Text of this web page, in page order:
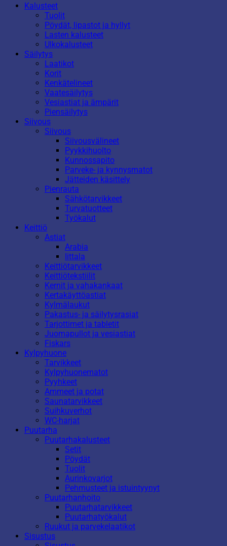
Kalusteet
Tuolit
Pöydät, lipastot ja hyllyt
Lasten kalusteet
Ulkokalusteet
Säilytys
Laatikot
Korit
Kenkätelineet
Vaatesäilytys
Vesiastiat ja ämpärit
Piensäilytys
Siivous
Siivous
Siivousvälineet
Pyykkihuolto
Kunnossapito
Parveke- ja kynnysmatot
Jätteiden käsittely
Pienrauta
Sähkötarvikkeet
Turvatuotteet
Työkalut
Keittiö
Astiat
Arabia
Iittala
Keittiötarvikkeet
Keittiötekstiilit
Kernit ja vahakankaat
Kertakäyttöastiat
Kylmälaukut
Pakastus- ja säilytysrasiat
Tarjottimet ja tabletit
Juomapullot ja vesiastiat
Fiskars
Kylpyhuone
Tarvikkeet
Kylpyhuonematot
Pyyhkeet
Ammeet ja potat
Saunatarvikkeet
Suihkuverhot
WC-harjat
Puutarha
Puutarhakalusteet
Setit
Pöydät
Tuolit
Aurinkovarjot
Pehmusteet ja istuintyynyt
Puutarhanhoito
Puutarhatarvikkeet
Puutarhatyökalut
Ruukut ja parvekelaatikot
Sisustus